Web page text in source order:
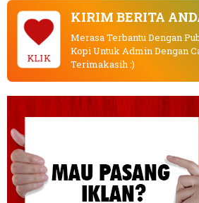
KLIK
KIRIM BERITA
Merasa Terbantu Dengan
Kopi Untuk Admin Dengan
Terimakasih :)